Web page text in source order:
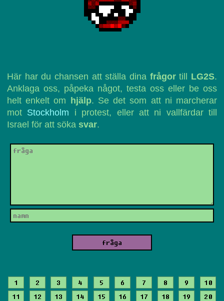
Här har du chansen att ställa dina frågortill LG2S.
Anklaga oss, påpeka något, testa oss eller be oss
helt enkelt om
hjälp. Se det som att ni marcherar
mot Stockholm i protest, eller att ni vallfärdar till
Israel för att söka svar.
1 2 3 4 5 6 7 8 9
10
11
12 13 14 15 16 17 18 19
20